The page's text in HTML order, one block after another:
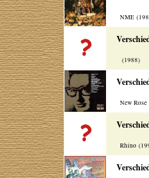
NME
(1988)
New Rose
Rhino